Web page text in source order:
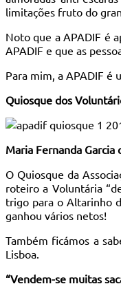
limitações fruto do
Noto que a APADIF é
APADIF e que as
Para mim, a APADIF é
Quiosque dos
Maria Fernanda Garcia
O Quiosque da
roteiro a Voluntária
trigo para o Altarinho
ganhou vários netos!
Também ficámos a
Lisboa.
“Vendem-se muitas